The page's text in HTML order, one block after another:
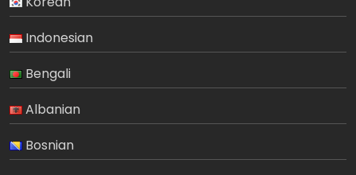
Indonesian
Bengali
Albanian
Bosnian